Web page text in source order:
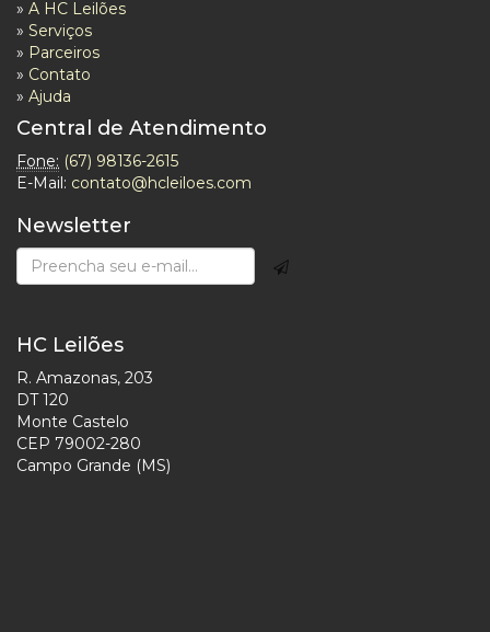
» A HC Leilões
» Serviços
» Parceiros
» Contato
» Ajuda
Central de Atendimento
Fone: (67) 98136-2615
E-Mail: contato@hcleiloes.com
Newsletter
HC Leilões
R. Amazonas, 203
DT 120
Monte Castelo
CEP 79002-280
Campo Grande (MS)